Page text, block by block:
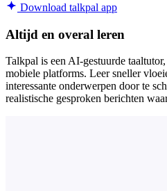
Download talkpal app
Altijd en overal leren
Talkpal is een AI-gestuurde
mobiele platforms. Leer sneller
interessante onderwerpen door te
realistische gesproken berichten